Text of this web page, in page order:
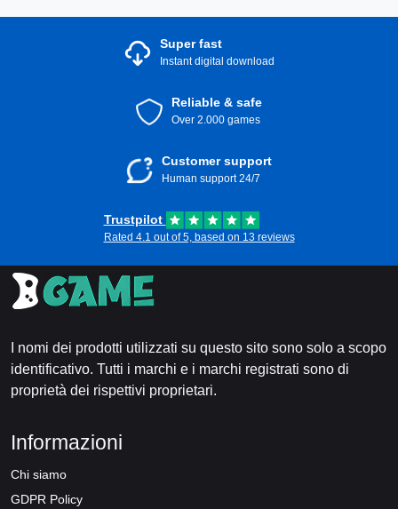
Super fast
Instant digital download
Reliable & safe
Over 2.000 games
Customer support
Human support 24/7
Trustpilot
Rated 4.1 out of 5, based on 13 reviews
I nomi dei prodotti utilizzati su questo sito sono solo a scopo
identificativo. Tutti i marchi e i marchi registrati sono di
proprietà dei rispettivi proprietari.
Informazioni
Chi siamo
GDPR Policy